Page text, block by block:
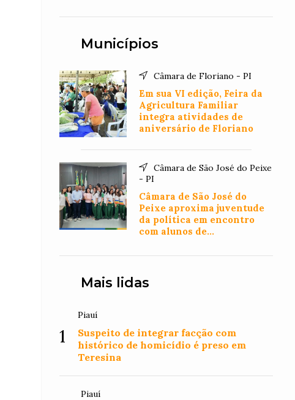
Municípios
Câmara de Floriano - PI
Em sua VI edição, Feira da
Agricultura Familiar
integra atividades de
aniversário de Floriano
Câmara de São José do Peixe
- PI
Câmara de São José do
Peixe aproxima juventude
da política em encontro
com alunos de
Mais lidas
1
Piauí
Suspeito de integrar facção com
histórico de homicídio é preso em
Teresina
Piauí